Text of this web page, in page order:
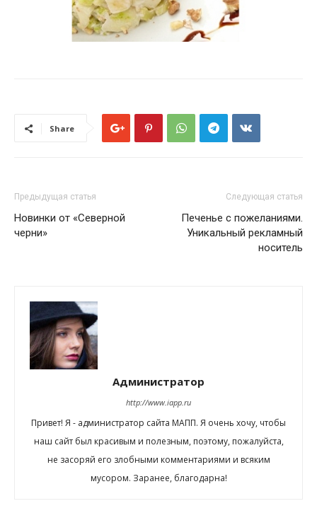
Share
Предыдущая статья
Новинки от «Северной
черни»
Следующая статья
Печенье с пожеланиями.
Уникальный рекламный
носитель
Администратор
http://www.iapp.ru
Привет! Я - администратор сайта МАПП. Я очень хочу, чтобы
наш сайт был красивым и полезным, поэтому, пожалуйста,
не засоряй его злобными комментариями и всяким
мусором. Заранее, благодарна!